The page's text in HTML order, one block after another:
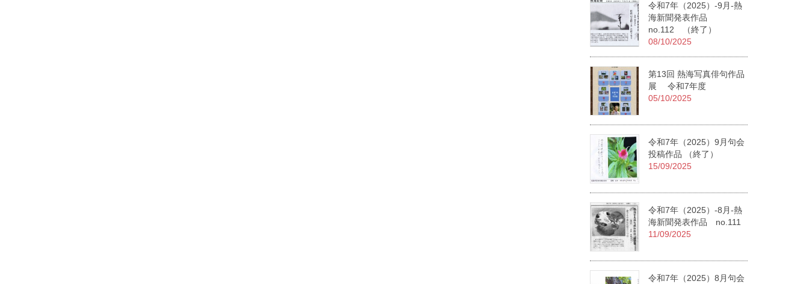
令和7年（2025）-9月-熱
海新聞発表作品
no.112 （終了）
08/10/2025
第13回 熱海写真俳句作品
展 令和7年度
05/10/2025
令和7年（2025）9月句会
投稿作品 （終了）
15/09/2025
令和7年（2025）-8月-熱
海新聞発表作品 no.111
11/09/2025
令和7年（2025）8月句会